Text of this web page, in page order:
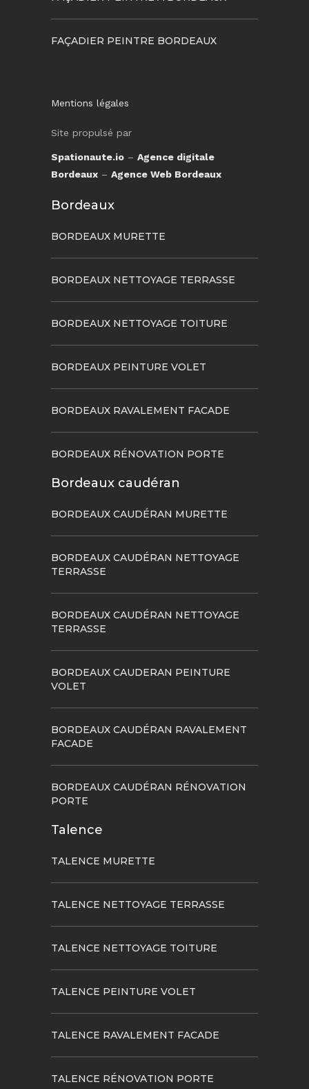
FAÇADIER PEINTRE BORDEAUX
Mentions légales
Site propulsé par
Spationaute.io – Agence digitale
Bordeaux – Agence Web Bordeaux
Bordeaux
BORDEAUX MURETTE
BORDEAUX NETTOYAGE TERRASSE
BORDEAUX NETTOYAGE TOITURE
BORDEAUX PEINTURE VOLET
BORDEAUX RAVALEMENT FACADE
BORDEAUX RÉNOVATION PORTE
Bordeaux caudéran
BORDEAUX CAUDÉRAN MURETTE
BORDEAUX CAUDÉRAN NETTOYAGE
TERRASSE
BORDEAUX CAUDÉRAN NETTOYAGE
TERRASSE
BORDEAUX CAUDERAN PEINTURE
VOLET
BORDEAUX CAUDÉRAN RAVALEMENT
FACADE
BORDEAUX CAUDÉRAN RÉNOVATION
PORTE
Talence
TALENCE MURETTE
TALENCE NETTOYAGE TERRASSE
TALENCE NETTOYAGE TOITURE
TALENCE PEINTURE VOLET
TALENCE RAVALEMENT FACADE
TALENCE RÉNOVATION PORTE